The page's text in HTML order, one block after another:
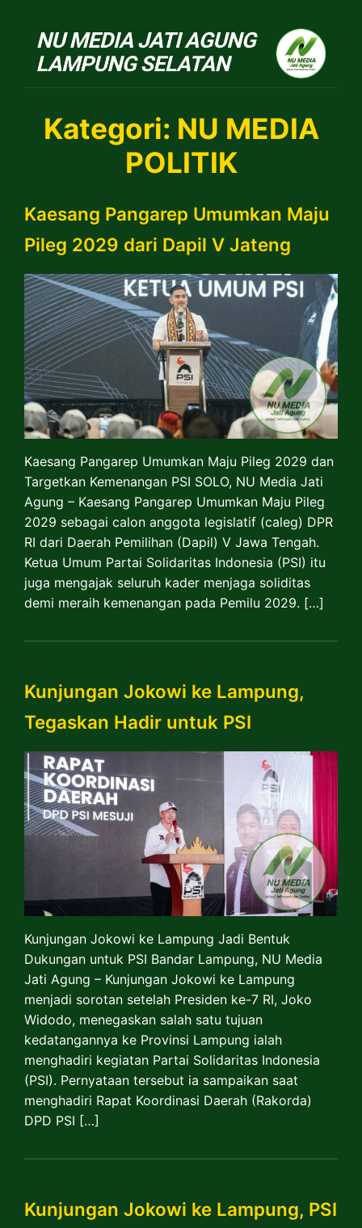
NU
Kategori: NU MEDIA
POLITIK
Kaesang Pangarep Umumkan Maju
Pileg 2029 dari Dapil V Jateng
Kaesang Pangarep Umumkan Maju Pileg 2029 dan
Targetkan Kemenangan PSI SOLO, NU Media Jati
Agung – Kaesang Pangarep Umumkan Maju Pileg
2029 sebagai calon anggota legislatif (caleg) DPR
RI dari Daerah Pemilihan (Dapil) V Jawa Tengah.
Ketua Umum Partai Solidaritas Indonesia (PSI) itu
juga mengajak seluruh kader menjaga soliditas
demi meraih kemenangan pada Pemilu 2029. […]
Kunjungan Jokowi ke Lampung,
Tegaskan Hadir untuk PSI
Kunjungan Jokowi ke Lampung Jadi Bentuk
Dukungan untuk PSI Bandar Lampung, NU Media
Jati Agung – Kunjungan Jokowi ke Lampung
menjadi sorotan setelah Presiden ke-7 RI, Joko
Widodo, menegaskan salah satu tujuan
kedatangannya ke Provinsi Lampung ialah
menghadiri kegiatan Partai Solidaritas Indonesia
(PSI). Pernyataan tersebut ia sampaikan saat
menghadiri Rapat Koordinasi Daerah (Rakorda)
DPD PSI […]
Kunjungan Jokowi ke Lampung, PSI